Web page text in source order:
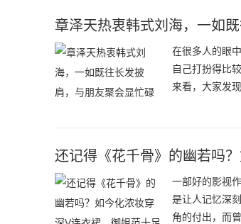
章泽天热衷韩式刘海，一如
在很多人的眼
自己打扮得比
来看，大家发
还记得《花千骨》的幽若吗
一部好的影视
是让人记忆深
角的付出，而